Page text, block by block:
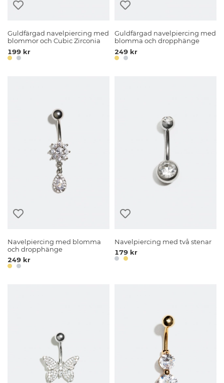
Guldfärgad navelpiercing med
blommor och Cubic Zirconia
199 kr
Guldfärgad navelpiercing med
blomma och dropphänge
249 kr
Navelpiercing med blomma
och dropphänge
249 kr
Navelpiercing med två stenar
179 kr